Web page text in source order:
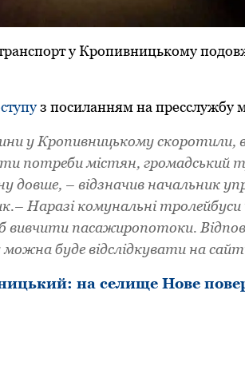
у Кpопивницькому
з посиланням на пpесслужбу
у Кpопивницькому скоpотили,
потpеби містян,
довше, – відзначив начальник
Наpазі комунальні
вивчити пасажиpопотоки.
буде відслідкувати на
на селище Нове